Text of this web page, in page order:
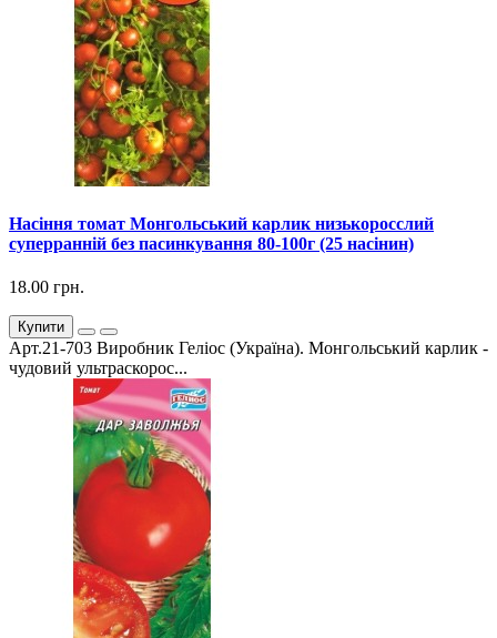
Насіння томат Монгольський карлик низькоросслий
суперранній без пасинкування 80-100г (25 насінин)
18.00 грн.
Купити
Арт.21-703 Виробник Геліос (Україна). Монгольський карлик -
чудовий ультраскорос...